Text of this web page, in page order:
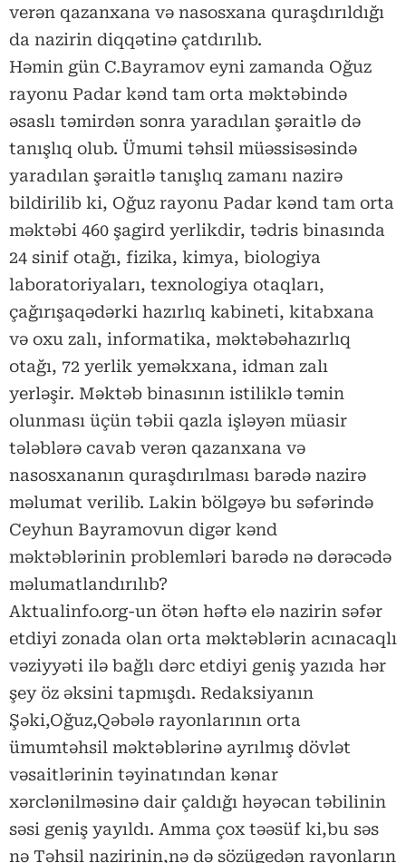
verən qazanxana və nasosxana quraşdırıldığı
da nazirin diqqətinə çatdırılıb.
Həmin gün C.Bayramov eyni zamanda Oğuz
rayonu Padar kənd tam orta məktəbində
əsaslı təmirdən sonra yaradılan şəraitlə də
tanışlıq olub. Ümumi təhsil müəssisəsində
yaradılan şəraitlə tanışlıq zamanı nazirə
bildirilib ki, Oğuz rayonu Padar kənd tam orta
məktəbi 460 şagird yerlikdir, tədris binasında
24 sinif otağı, fizika, kimya, biologiya
laboratoriyaları, texnologiya otaqları,
çağırışaqədərki hazırlıq kabineti, kitabxana
və oxu zalı, informatika, məktəbəhazırlıq
otağı, 72 yerlik yeməkxana, idman zalı
yerləşir. Məktəb binasının istiliklə təmin
olunması üçün təbii qazla işləyən müasir
tələblərə cavab verən qazanxana və
nasosxananın quraşdırılması barədə nazirə
məlumat verilib. Lakin bölgəyə bu səfərində
Ceyhun Bayramovun digər kənd
məktəblərinin problemləri barədə nə dərəcədə
məlumatlandırılıb?
Aktualinfo.org-un ötən həftə elə nazirin səfər
etdiyi zonada olan orta məktəblərin acınacaqlı
vəziyyəti ilə bağlı dərc etdiyi geniş yazıda hər
şey öz əksini tapmışdı. Redaksiyanın
Şəki,Oğuz,Qəbələ rayonlarının orta
ümumtəhsil məktəblərinə ayrılmış dövlət
vəsaitlərinin təyinatından kənar
xərclənilməsinə dair çaldığı həyəcan təbilinin
səsi geniş yayıldı. Amma çox təəsüf ki,bu səs
nə Təhsil nazirinin,nə də sözügedən rayonların